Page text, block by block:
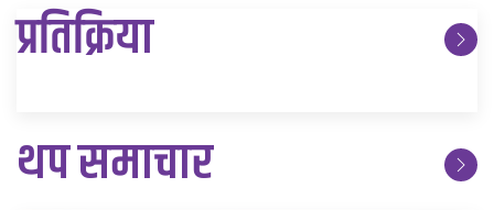
प्रतिक्रिया
थप समाचार